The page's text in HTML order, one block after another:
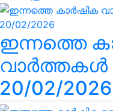
ഇന്നത്തെ
വാർത്തകൾ
20/02/2026